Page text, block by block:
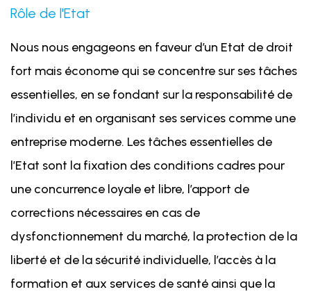
Rôle de l'Etat
Nous nous engageons en faveur d’un Etat de droit
fort mais économe qui se concentre sur ses tâches
essentielles, en se fondant sur la responsabilité de
l’individu et en organisant ses services comme une
entreprise moderne. Les tâches essentielles de
l’Etat sont la fixation des conditions cadres pour
une concurrence loyale et libre, l’apport de
corrections nécessaires en cas de
dysfonctionnement du marché, la protection de la
liberté et de la sécurité individuelle, l’accès à la
formation et aux services de santé ainsi que la